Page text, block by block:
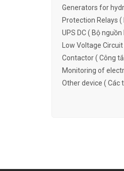
Generators for
Protection Relays (
UPS DC ( Bộ
Low Voltage
Contactor ( Công
Monitoring of
Other device ( Các